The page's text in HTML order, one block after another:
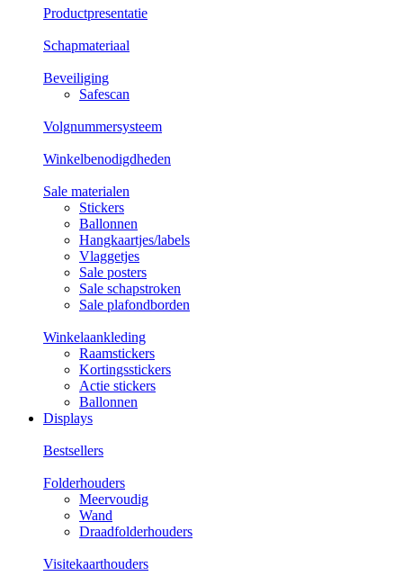
Productpresentatie
Schapmateriaal
Beveiliging
Safescan
Volgnummersysteem
Winkelbenodigdheden
Sale materialen
Stickers
Ballonnen
Hangkaartjes/labels
Vlaggetjes
Sale posters
Sale schapstroken
Sale plafondborden
Winkelaankleding
Raamstickers
Kortingsstickers
Actie stickers
Ballonnen
Displays
Bestsellers
Folderhouders
Meervoudig
Wand
Draadfolderhouders
Visitekaarthouders